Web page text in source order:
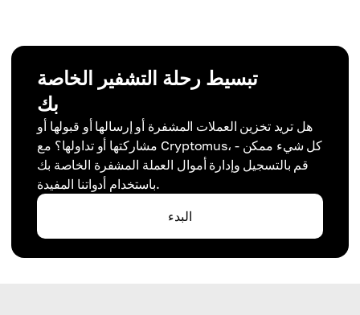
تبسيط رحلة التشفير الخاصة
بك
هل تريد تخزين العملات المشفرة أو إرسالها أو قبولها أو
مشاركتها أو تداولها؟ مع Cryptomus، كل شيء ممكن -
قم بالتسجيل وإدارة أموال العملة المشفرة الخاصة بك
باستخدام أدواتنا المفيدة.
البدء